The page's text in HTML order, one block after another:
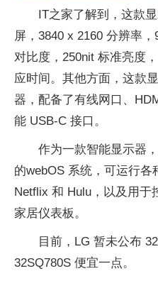
IT之家了解到，这款
屏，3840 x 2160 分辨率
对比度，250nit 标准亮度
应时间。其他方面，这款
器，配备了有线网口、
能 USB-C 接口。
作为一款智能显示器
的webOS 系统，可运行各
Netflix 和 Hulu，以及用于
家居仪表板。
目前，LG 暂未公布
32SQ780S 便宜一点。